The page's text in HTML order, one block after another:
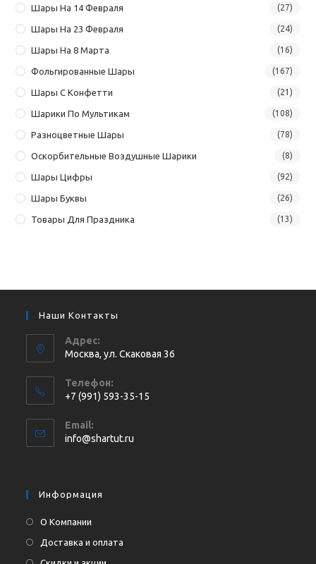
Шары На 14 Февраля (27)
Шары На 23 Февраля (24)
Шары На 8 Марта (16)
Фольгированные Шары (167)
Шары С Конфетти (21)
Шарики По Мультикам (108)
Разноцветные Шары (78)
Оскорбительные Воздушные Шарики (8)
Шары Цифры (92)
Шары Буквы (26)
Товары Для Праздника (13)
Наши Контакты
Адрес:
Москва, ул. Cкаковая 36
Телефон:
+7 (991) 593-35-15
в
вашем
Email:
info@shartut.ru
Информация
О Компании
Доставка и оплата